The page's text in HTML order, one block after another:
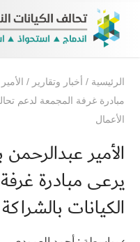
الرئيسية / أخبار وتقارير /
مبادرة غرفة المجمعة لدعم
الأعمال
الأمير
يرعى مبادرة
الكيانات